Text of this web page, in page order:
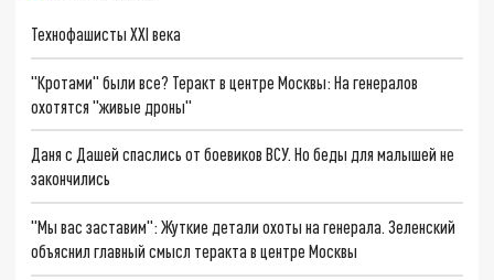
Технофашисты XXI века
"Кротами" были все? Теракт в центре Москвы: На генералов
охотятся "живые дроны"
Даня с Дашей спаслись от боевиков ВСУ. Но беды для малышей не
закончились
"Мы вас заставим": Жуткие детали охоты на генерала. Зеленский
объяснил главный смысл теракта в центре Москвы